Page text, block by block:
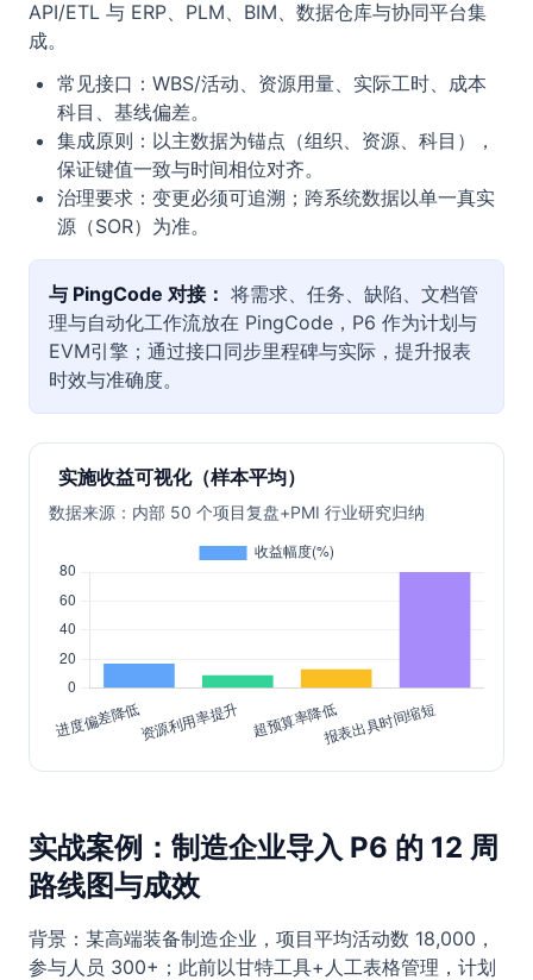
API/ETL 与 ERP、PLM、BIM、数据仓库与协同平台集
成。
常见接口：WBS/活动、资源用量、实际工时、成本
科目、基线偏差。
集成原则：以主数据为锚点（组织、资源、科目），
保证键值一致与时间相位对齐。
治理要求：变更必须可追溯；跨系统数据以单一真实
源（SOR）为准。
与 PingCode 对接： 将需求、任务、缺陷、文档管
理与自动化工作流放在 PingCode，P6 作为计划与
EVM引擎；通过接口同步里程碑与实际，提升报表
时效与准确度。
实施收益可视化（样本平均）
数据来源：内部 50 个项目复盘+PMI 行业研究归纳
实战案例：制造企业导入 P6 的 12 周
路线图与成效
背景：某高端装备制造企业，项目平均活动数 18,000，
参与人员 300+；此前以甘特工具+人工表格管理，计划